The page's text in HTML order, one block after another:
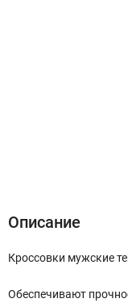
Описание
Кроссовки мужские
Обеспечивают